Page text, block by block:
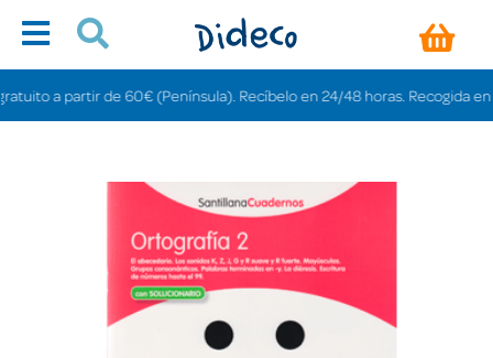
a partir de 60€ (Península). Recíbelo en 24/48 horas. Recogida en